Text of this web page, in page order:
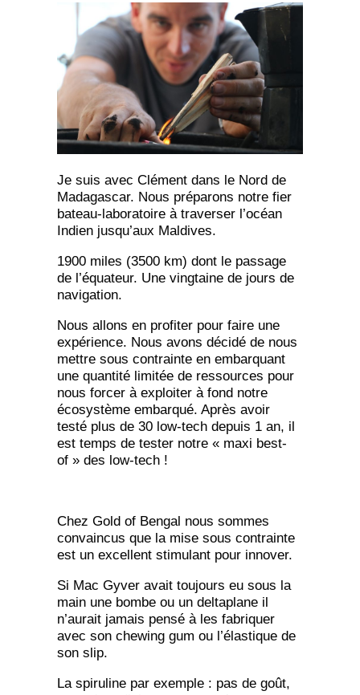
Je suis avec Clément dans le Nord de
Madagascar. Nous préparons notre fier
bateau-laboratoire à traverser l’océan
Indien jusqu’aux Maldives.
1900 miles (3500 km) dont le passage
de l’équateur. Une vingtaine de jours de
navigation.
Nous allons en profiter pour faire une
expérience. Nous avons décidé de nous
mettre sous contrainte en embarquant
une quantité limitée de ressources pour
nous forcer à exploiter à fond notre
écosystème embarqué. Après avoir
testé plus de 30 low-tech depuis 1 an, il
est temps de tester notre « maxi best-
of » des low-tech !
Chez Gold of Bengal nous sommes
convaincus que la mise sous contrainte
est un excellent stimulant pour innover.
Si Mac Gyver avait toujours eu sous la
main une bombe ou un deltaplane il
n’aurait jamais pensé à les fabriquer
avec son chewing gum ou l’élastique de
son slip.
La spiruline par exemple : pas de goût,